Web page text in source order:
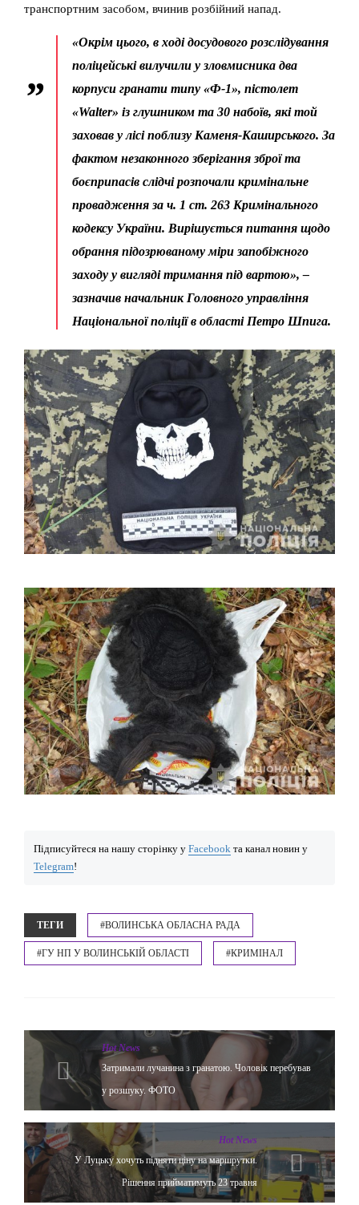
транспортним засобом, вчинив розбійний напад.
«Окрім цього, в ході досудового розслідування
поліцейські вилучили у зловмисника два
корпуси гранати типу «Ф-1», пістолет
«Walter» із глушником та 30 набоїв, які той
заховав у лісі поблизу Каменя-Каширського. За
фактом незаконного зберігання зброї та
боєприпасів слідчі розпочали кримінальне
провадження за ч. 1 ст. 263 Кримінального
кодексу України. Вирішується питання щодо
обрання підозрюваному міри запобіжного
заходу у вигляді тримання під вартою», –
зазначив начальник Головного управління
Національної поліції в областіПетро Шпига.
Підписуйтеся на нашу сторінку у Facebook та канал новин у
Telegram!
ТЕГИ #ВОЛИНСЬКА ОБЛАСНА РАДА
#ГУ НП У ВОЛИНСЬКІЙ ОБЛАСТІ #КРИМІНАЛ
Hot News
Затримали лучанина з гранатою. Чоловік перебував
у розшуку. ФОТО
Hot News
У Луцьку хочуть підняти ціну на маршрутки.
Рішення прийматимуть 23 травня